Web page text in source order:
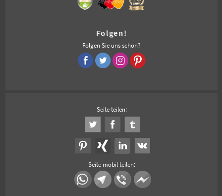
Folgen!
Folgen Sie uns schon?
Seite teilen:
Seite mobil teilen: